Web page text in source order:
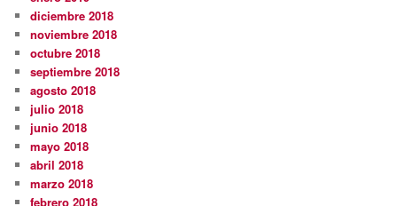
diciembre 2018
noviembre 2018
octubre 2018
septiembre 2018
agosto 2018
julio 2018
junio 2018
mayo 2018
abril 2018
marzo 2018
febrero 2018